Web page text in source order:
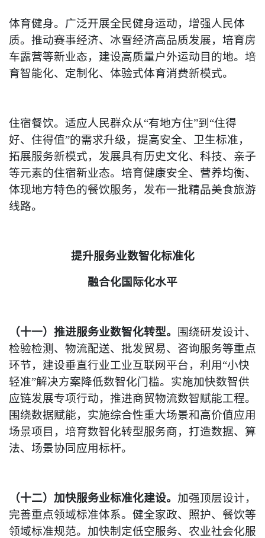
体育健身。广泛开展全民健身运动，增强人民体
质。推动赛事经济、冰雪经济高品质发展，培育房
车露营等新业态，建设高质量户外运动目的地。培
育智能化、定制化、体验式体育消费新模式。
住宿餐饮。适应人民群众从“有地方住”到“住得
好、住得值”的需求升级，提高安全、卫生标准，
拓展服务新模式，发展具有历史文化、科技、亲子
等元素的住宿新业态。培育健康安全、营养均衡、
体现地方特色的餐饮服务，发布一批精品美食旅游
线路。
提升服务业数智化标准化
融合化国际化水平
（十一）推进服务业数智化转型。
围绕研发设计、
检验检测、物流配送、批发贸易、咨询服务等重点
环节，建设垂直行业工业互联网平台，利用“小快
轻准”解决方案降低数智化门槛。实施加快数智供
应链发展专项行动，推进商贸物流数智赋能工程。
围绕数据赋能，实施综合性重大场景和高价值应用
场景项目，培育数智化转型服务商，打造数据、算
法、场景协同应用标杆。
（十二）加快服务业标准化建设。 加强顶层设计，
完善重点领域标准体系。健全家政、照护、餐饮等
领域标准规范。加快制定低空服务、农业社会化服